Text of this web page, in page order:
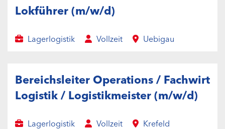
Lokführer (m/w/d)
Lagerlogistik Vollzeit Uebigau
Bereichsleiter Operations / Fachwirt
Logistik / Logistikmeister (m/w/d)
Lagerlogistik Vollzeit Krefeld